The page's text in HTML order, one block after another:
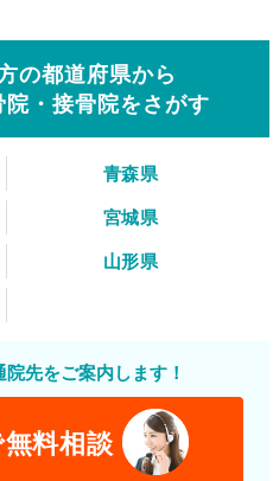
の都道府県から
・接骨院をさがす
青森県
宮城県
山形県
先をご案内します！
料相談